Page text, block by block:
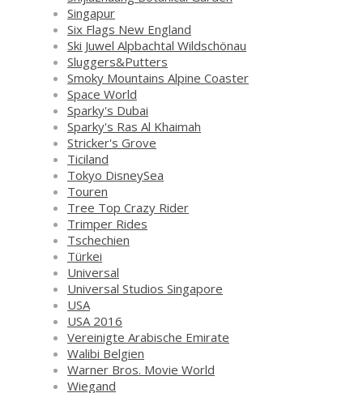
Singapur
Six Flags New England
Ski Juwel Alpbachtal Wildschönau
Sluggers&Putters
Smoky Mountains Alpine Coaster
Space World
Sparky's Dubai
Sparky's Ras Al Khaimah
Stricker's Grove
Ticiland
Tokyo DisneySea
Touren
Tree Top Crazy Rider
Trimper Rides
Tschechien
Türkei
Universal
Universal Studios Singapore
USA
USA 2016
Vereinigte Arabische Emirate
Walibi Belgien
Warner Bros. Movie World
Wiegand